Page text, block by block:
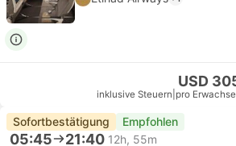
USD
inklusive Steuern pro
Sofortbestätigung Empfohlen
05:45 21:40 12h, 55m